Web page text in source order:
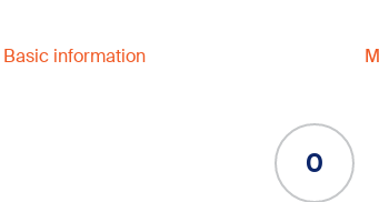
Basic information
0